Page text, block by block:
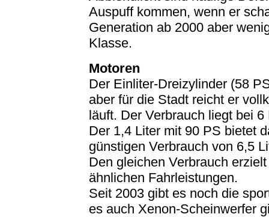
Auspuff kommen, wenn er
Generation ab 2000 aber
Klasse.
Motoren
Der Einliter-Dreizylinder (58
aber für die Stadt reicht er
läuft. Der Verbrauch liegt bei 6
Der 1,4 Liter mit 90 PS bietet
günstigen Verbrauch von 6,5
Den gleichen Verbrauch
ähnlichen Fahrleistungen.
Seit 2003 gibt es noch die
es auch Xenon-Scheinwerfer